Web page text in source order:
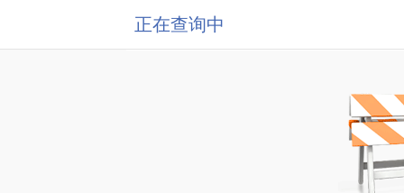
正在查询中